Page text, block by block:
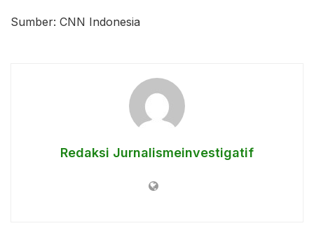
Sumber: CNN Indonesia
Redaksi Jurnalismeinvestigatif